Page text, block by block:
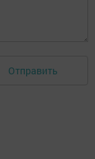
Отправить